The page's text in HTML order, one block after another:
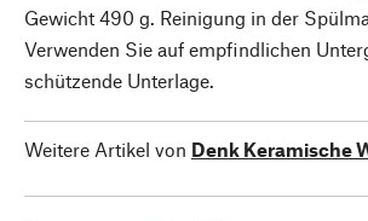
Gewicht 490 g. Reinigung in der
Verwenden Sie auf empfindlichen
schützende Unterlage.
Weitere Artikel von Denk Keramische